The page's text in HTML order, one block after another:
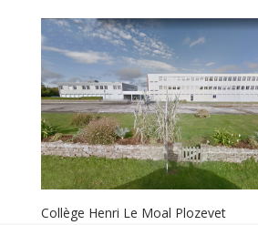
Collège Henri Le Moal Plozevet